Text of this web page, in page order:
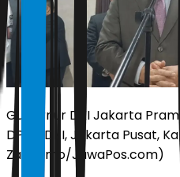
Gubernur DKI Jakarta
DPRD DKI, Jakarta Pusat,
Zahdomo/JawaPos.com)